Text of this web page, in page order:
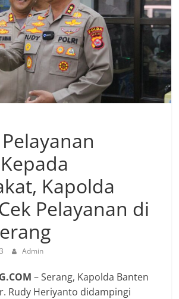
Kapolda
Pelayanan di
Admin
– Serang, Kapolda Banten
Rudy Heriyanto didampingi